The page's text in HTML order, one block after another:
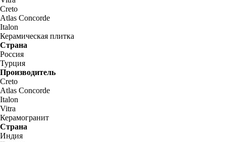
Creto
Atlas Concorde
Italon
Керамическая плитка
Страна
Россия
Турция
Производитель
Creto
Atlas Concorde
Italon
Vitra
Керамогранит
Страна
Индия